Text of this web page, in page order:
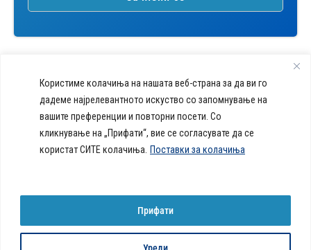
Користиме колачиња на нашата веб-страна за да ви го
дадеме најрелевантното искуство со запомнување на
вашите преференции и повторни посети. Со
кликнување на „Прифати“, вие се согласувате да се
користат СИТЕ колачиња. Поставки за колачиња
Уреди
Прифати
Daily Dose Of Health -
портал кој ќе ви ги одговори
сите прашања за вашето
здравје и ќе ви даде совети
callcenter@acibademsistina.mk
+ 389 2 30 99 500